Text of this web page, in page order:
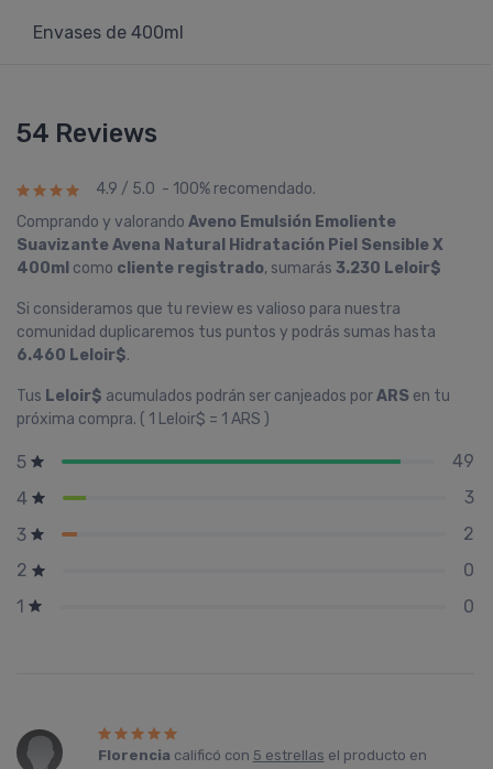
Envases de 400ml
54 Reviews
4.9 / 5.0 - 100% recomendado.
Comprando y valorando Aveno Emulsión Emoliente
Suavizante Avena Natural Hidratación Piel Sensible X
400ml como cliente registrado, sumarás 3.230 Leloir$
Si consideramos que tu review es valioso para nuestra
comunidad duplicaremos tus puntos y podrás sumas hasta
6.460 Leloir$.
Tus Leloir$ acumulados podrán ser canjeados porARS en tu
próxima compra. ( 1 Leloir$ = 1 ARS )
5
49
4
3
3
2
2
0
1
0
Florencia calificó con 5 estrellas el producto en